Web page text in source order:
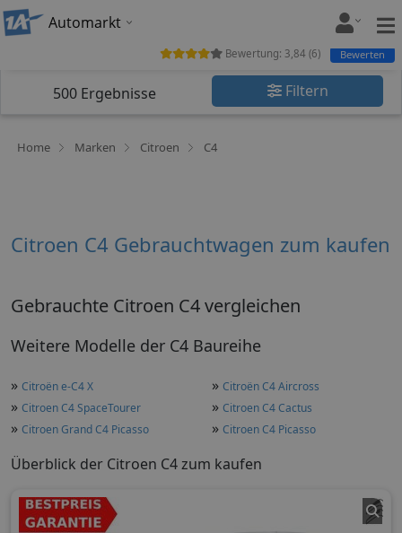
Automarkt
500 Ergebnisse Filtern
Home Marken Citroen C4
Bewertung: 3,84 (6) Bewerten
Citroen C4 Gebrauchtwagen zum kaufen
Gebrauchte Citroen C4 vergleichen
Weitere Modelle der C4 Baureihe
» Citroën e-C4 X » Citroën C4 Aircross
» Citroen C4 SpaceTourer » Citroen C4 Cactus
» Citroen Grand C4 Picasso » Citroen C4 Picasso
Überblick der Citroen C4 zum kaufen